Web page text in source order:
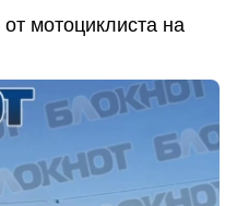
мотоциклиста на